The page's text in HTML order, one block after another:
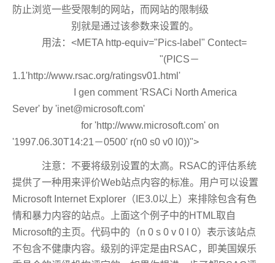
防止浏览一些受限制的网站，而网站的限制级
别就是通过该参数来设置的。
用法：<META http-equiv="Pics-label" Contect=
"(PICS－
1.1'http://www.rsac.org/ratingsv01.html'
I gen comment 'RSACi North America
Sever' by 'inet@microsoft.com'
for 'http://www.microsoft.com' on
'1997.06.30T14:21－0500' r(n0 s0 v0 l0))">
注意：不要将级别设置的太高。RSAC的评估系统
提供了一种用来评价Web站点内容的标准。用户可以设置
Microsoft Internet Explorer（IE3.0以上）来排除包含有色
情和暴力内容的站点。上面这个例子中的HTML取自
Microsoft的主页。代码中的（n 0 s 0 v 0 l 0）表示该站点
不包含不健康内容。级别的评定是由RSAC，即美国娱乐